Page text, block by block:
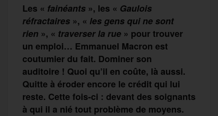
Les « fainéants », les « Gaulois
réfractaires », « les gens qui ne sont
rien », « traverser la rue » pour trouver
un emploi… Emmanuel Macron est
coutumier du fait. Dominer son
auditoire ! Quoi qu’il en coûte, là aussi.
Quitte à éroder encore le crédit qui lui
reste. Cette fois-ci : devant des soignants
à qui il a nié tout problème de moyens.